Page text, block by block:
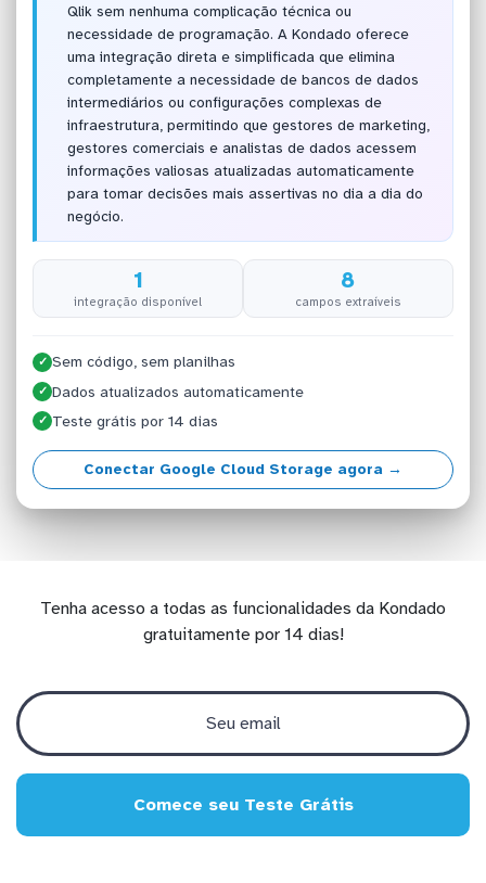
Qlik sem nenhuma complicação técnica ou
necessidade de programação. A Kondado oferece
uma integração direta e simplificada que elimina
completamente a necessidade de bancos de dados
intermediários ou configurações complexas de
infraestrutura, permitindo que gestores de marketing,
gestores comerciais e analistas de dados acessem
informações valiosas atualizadas automaticamente
para tomar decisões mais assertivas no dia a dia do
negócio.
1
integração disponível
8
campos extraíveis
✓ Sem código, sem planilhas
✓ Dados atualizados automaticamente
✓ Teste grátis por 14 dias
Conectar Google Cloud Storage agora →
Tenha acesso a todas as funcionalidades da Kondado
gratuitamente por 14 dias!
Comece seu Teste Grátis